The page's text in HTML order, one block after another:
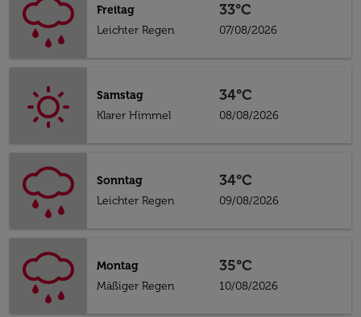
Freitag
Leichter Regen
33°C
07/08/2026
Samstag
Klarer Himmel
34°C
08/08/2026
Sonntag
Leichter Regen
34°C
09/08/2026
Montag
Mäßiger Regen
35°C
10/08/2026